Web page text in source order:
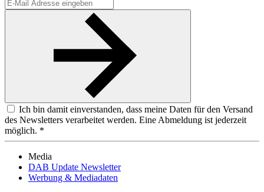
Ich bin damit einverstanden, dass meine Daten für den Versand
des Newsletters verarbeitet werden. Eine Abmeldung ist jederzeit
möglich. *
Media
DAB Update Newsletter
Werbung & Mediadaten